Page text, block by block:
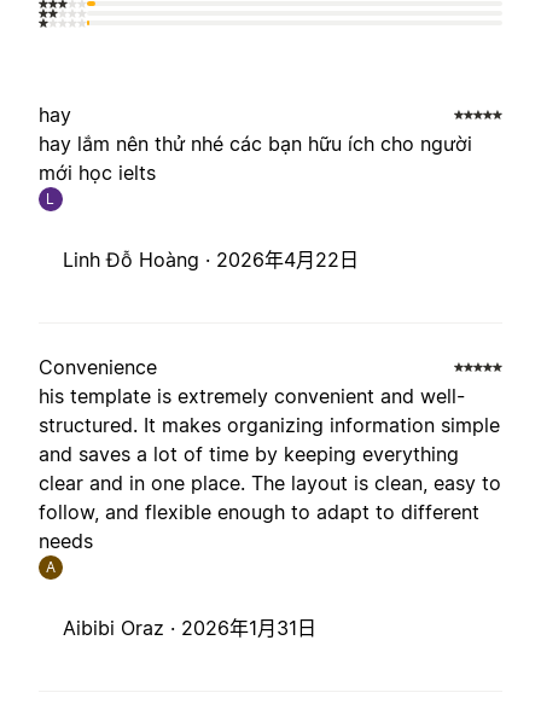
hay
hay lắm nên thử nhé các bạn hữu ích cho người
mới học ielts
L
Linh Đỗ Hoàng · 2026年4月22日
Convenience
his template is extremely convenient and well-
structured. It makes organizing information simple
and saves a lot of time by keeping everything
clear and in one place. The layout is clean, easy to
follow, and flexible enough to adapt to different
needs
A
Aibibi Oraz · 2026年1月31日